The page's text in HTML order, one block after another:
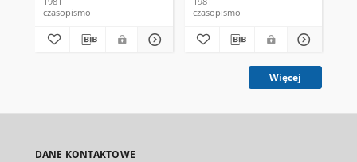
czasopismo
czasopismo
Więcej
DANE KONTAKTOWE